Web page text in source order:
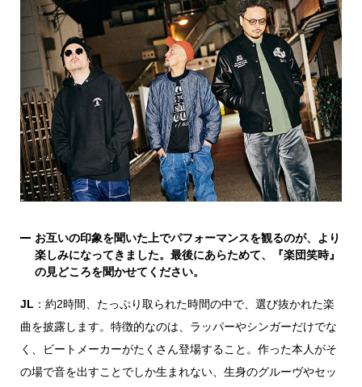
お互いの印象を聞いた上でパフォーマンスを観るのが、より
楽しみになってきました。最後にあらためて、『楽団笑時』
の見どころを聞かせてください。
JL ：約2時間、たっぷり取られた時間の中で、選び抜かれた楽
曲を披露します。特徴的なのは、ラッパーやシンガーだけでな
く、ビートメーカーがたくさん登場すること。作った本人がそ
の場で音を出すことでしか生まれない、生身のグルーヴやセッ